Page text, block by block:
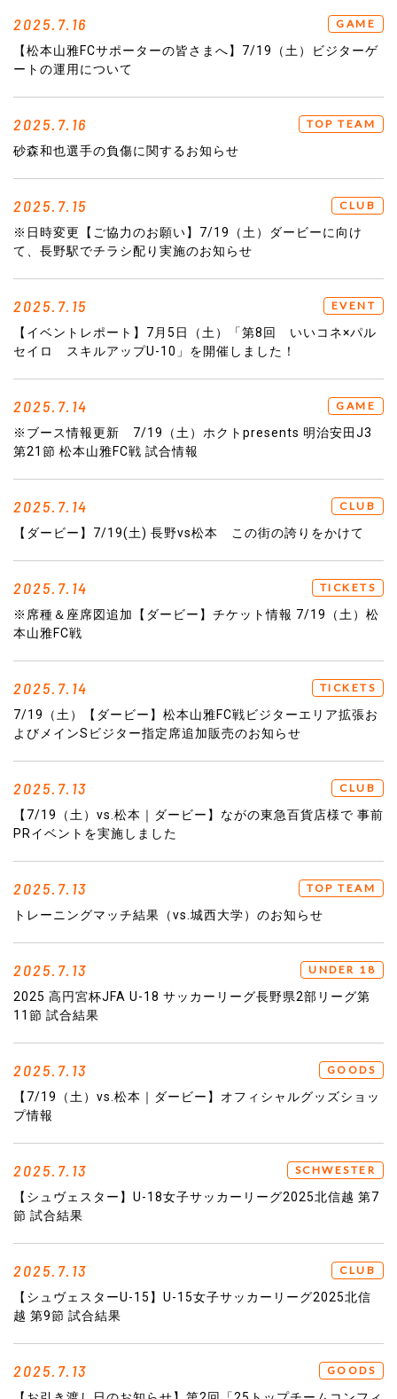
2025.7.16 GAME
【松本山雅FCサポーターの皆さまへ】7/19（土）ビジターゲ
ートの運用について
2025.7.16 TOP TEAM
砂森和也選手の負傷に関するお知らせ
2025.7.15 CLUB
※日時変更【ご協力のお願い】7/19（土）ダービーに向け
て、長野駅でチラシ配り実施のお知らせ
2025.7.15 EVENT
【イベントレポート】7月5日（土）「第8回 いいコネ×パル
セイロ スキルアップU-10」を開催しました！
2025.7.14 GAME
※ブース情報更新 7/19（土）ホクトpresents 明治安田J3
第21節 松本山雅FC戦 試合情報
2025.7.14 CLUB
【ダービー】7/19(土) 長野vs松本 この街の誇りをかけて
2025.7.14 TICKETS
※席種＆座席図追加【ダービー】チケット情報 7/19（土）松
本山雅FC戦
2025.7.14 TICKETS
7/19（土）【ダービー】松本山雅FC戦ビジターエリア拡張お
よびメインSビジター指定席追加販売のお知らせ
2025.7.13 CLUB
【7/19（土）vs.松本｜ダービー】ながの東急百貨店様で 事前
PRイベントを実施しました
2025.7.13 TOP TEAM
トレーニングマッチ結果（vs.城西大学）のお知らせ
2025.7.13 UNDER 18
2025 高円宮杯JFA U-18 サッカーリーグ長野県2部リーグ第
11節 試合結果
2025.7.13 GOODS
【7/19（土）vs.松本｜ダービー】オフィシャルグッズショッ
プ情報
2025.7.13 SCHWESTER
【シュヴェスター】U-18女子サッカーリーグ2025北信越 第7
節 試合結果
2025.7.13 CLUB
【シュヴェスターU-15】U-15女子サッカーリーグ2025北信
越 第9節 試合結果
2025.7.13 GOODS